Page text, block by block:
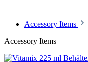
Accessory Items
Accessory Items